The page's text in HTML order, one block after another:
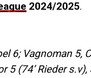
2024/2025.
6; Vagnoman 5,
5 (74’ Rieder